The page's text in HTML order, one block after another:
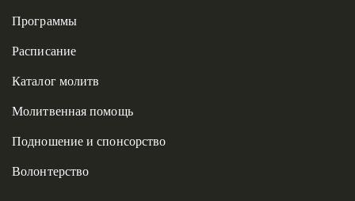
Программы
Расписание
Каталог молитв
Молитвенная помощь
Подношение и спонсорство
Волонтерство